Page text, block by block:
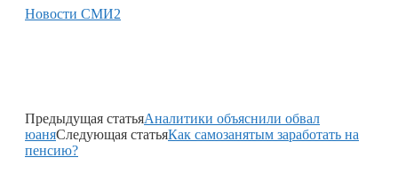
Новости СМИ2
Предыдущая статьяАналитики объяснили обвал
юаняСледующая статьяКак самозанятым заработать на
пенсию?